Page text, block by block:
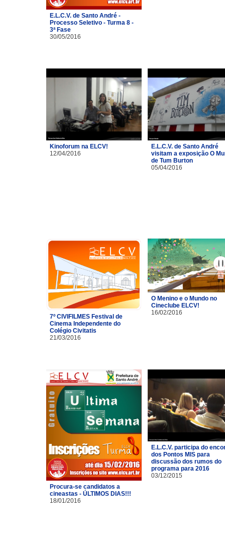
E.L.C.V. de Santo André -
Processo Seletivo - Turma 8 -
3ª Fase
30/05/2016
Kinoforum na ELCV!
12/04/2016
E.L.C.V. de Santo André
visitam a exposição O
de Tum Burton
05/04/2016
7º CIVIFILMES Festival de
Cinema Independente do
Colégio Civitatis
21/03/2016
O Menino e o Mundo no
Cineclube ELCV!
16/02/2016
Procura-se candidatos a
cineastas - ÚLTIMOS DIAS!!!
18/01/2016
E.L.C.V. participa do
dos Pontos MIS para
discussão dos rumos do
programa para 2016
03/12/2015